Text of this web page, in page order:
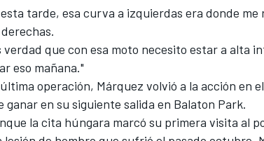
tarde, esa curva a izquierdas era donde
verdad que con esa moto necesito estar a alta
eso mañana."
operación, Márquez volvió a la acción en
ganar en su siguiente salida en Balaton Park.
la cita húngara marcó su primera visita al